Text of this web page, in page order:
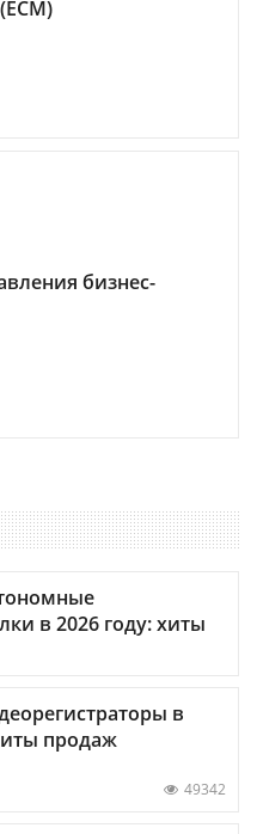
бизнес-
в 2026 году: хиты
в
продаж
49342